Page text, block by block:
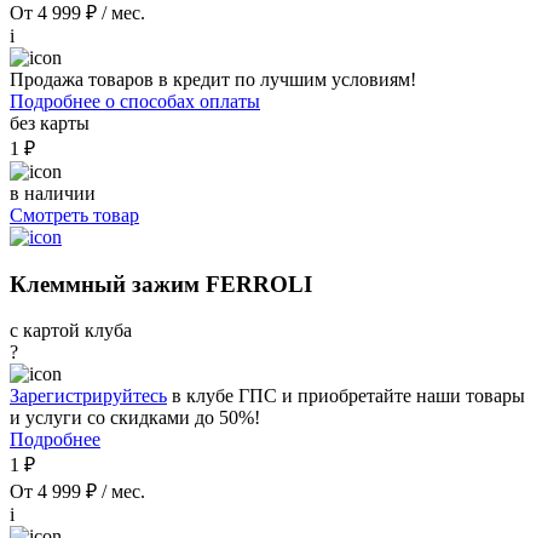
От 4 999 ₽ / мес.
i
Продажа товаров в кредит по лучшим условиям!
Подробнее о способах оплаты
без карты
1 ₽
в наличии
Смотреть товар
Клеммный зажим FERROLI
с картой клуба
?
Зарегистрируйтесь в клубе ГПС и приобретайте наши товары
и услуги со скидками до 50%!
Подробнее
1 ₽
От 4 999 ₽ / мес.
i